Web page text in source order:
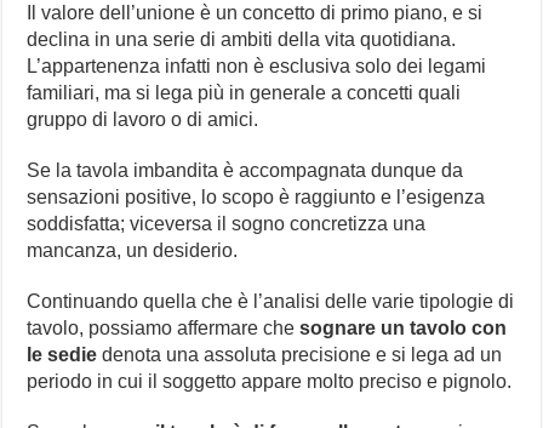
Il valore dell’unione è un concetto di primo piano, e si
declina in una serie di ambiti della vita quotidiana.
L’appartenenza infatti non è esclusiva solo dei legami
familiari, ma si lega più in generale a concetti quali
gruppo di lavoro o di amici.
Se la tavola imbandita è accompagnata dunque da
sensazioni positive, lo scopo è raggiunto e l’esigenza
soddisfatta; viceversa il sogno concretizza una
mancanza, un desiderio.
Continuando quella che è l’analisi delle varie tipologie di
tavolo, possiamo affermare chesognare un tavolo con
le sedie denota una assoluta precisione e si lega ad un
periodo in cui il soggetto appare molto preciso e pignolo.